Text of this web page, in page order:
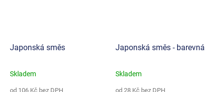
Japonská směs
Průměrné
Skladem
od 106 Kč bez DPH
Japonská směs - barevná
Průměrné
Skladem
od 28 Kč bez DPH